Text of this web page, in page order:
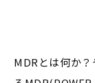
MDRとは何か